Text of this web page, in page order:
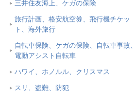
三井住友海上、ケガの保険
旅行計画、格安航空券、飛行機チケッ
ト、海外旅行
自転車保険、ケガの保険、自転車事故、
電動アシスト自転車
ハワイ、ホノルル、クリスマス
スリ、盗難、防犯